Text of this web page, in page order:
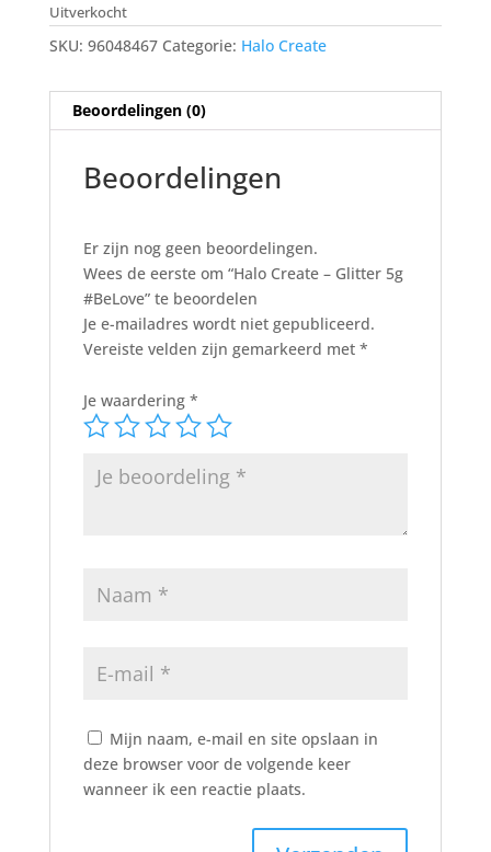
was:
€1,90.
is:
€1,33.
Uitverkocht
SKU: 96048467 Categorie: Halo Create
Beoordelingen (0)
Beoordelingen
Er zijn nog geen beoordelingen.
Wees de eerste om “Halo Create – Glitter 5g
#BeLove” te beoordelen
Je e-mailadres wordt niet gepubliceerd.
Vereiste velden zijn gemarkeerd met *
Je waardering *
Mijn naam, e-mail en site opslaan in
deze browser voor de volgende keer
wanneer ik een reactie plaats.